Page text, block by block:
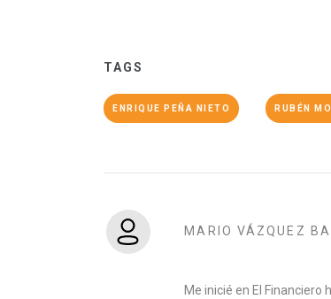
TAGS
ENRIQUE PEÑA NIETO RUBÉN
MARIO VÁZQUEZ
Me inicié en El